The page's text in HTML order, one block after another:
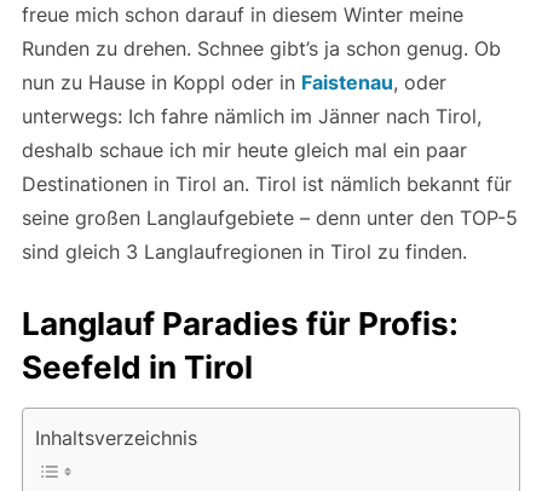
freue mich schon darauf in diesem Winter meine
Runden zu drehen. Schnee gibt’s ja schon genug. Ob
nun zu Hause in Koppl oder in Faistenau, oder
unterwegs: Ich fahre nämlich im Jänner nach Tirol,
deshalb schaue ich mir heute gleich mal ein paar
Destinationen in Tirol an. Tirol ist nämlich bekannt für
seine großen Langlaufgebiete – denn unter den TOP-5
sind gleich 3 Langlaufregionen in Tirol zu finden.
Langlauf Paradies für Profis:
Seefeld in Tirol
Inhaltsverzeichnis